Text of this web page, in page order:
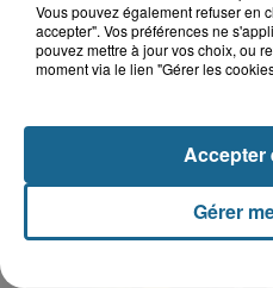
Vous pouvez également refuser en
accepter". Vos préférences ne
pouvez mettre à jour vos choix, ou
moment via le lien "Gérer les
Gérer
Accepter